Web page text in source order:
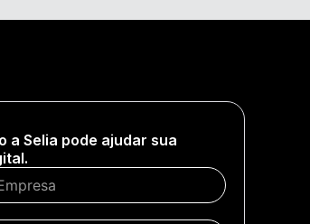
a Selia pode ajudar sua